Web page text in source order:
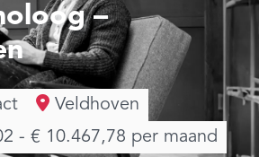
–
Veldhoven
- € 10.467,78 per maand